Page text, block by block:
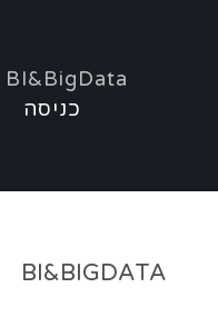
BI&BigData
כניסה
BI&BIGDATA